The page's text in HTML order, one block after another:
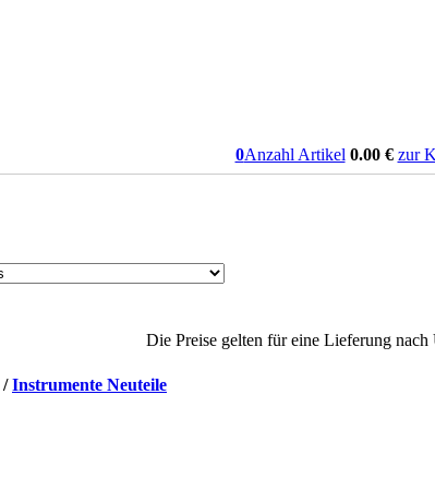
0Anzahl Artikel 0.00€ zur
Die Preise gelten für eine Lieferung nach
/Instrumente Neuteile